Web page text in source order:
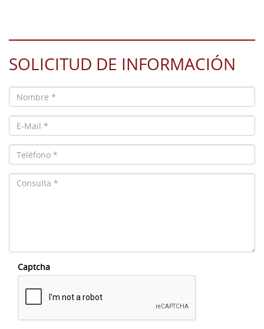
SOLICITUD DE INFORMACIÓN
Captcha